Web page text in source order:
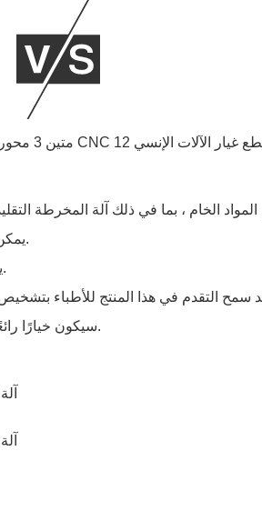
يمكن لتطبيقات تقنية آلة المخرطة التقليدية في عملية التصنيع تشغيل مخرطة.
3 Axis CNC Machine يجلب لك المزيد من الراحة لآلة المخرطة التقليدية.
سيكون خيارًا رائعًا للعديد من الرياضيين استخدامه للتخلص من تصلب العضلات بعد التمرين.